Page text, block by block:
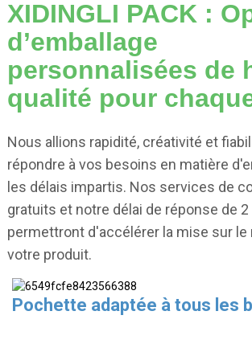
XIDINGLI PACK :
d’emballage
personnalisées de
qualité pour
Nous allions rapidité, créativité et
répondre à vos besoins en matière
les délais impartis. Nos services de
gratuits et notre délai de réponse de
permettront d'accélérer la mise sur le
votre produit.
Pochette adaptée à tous les